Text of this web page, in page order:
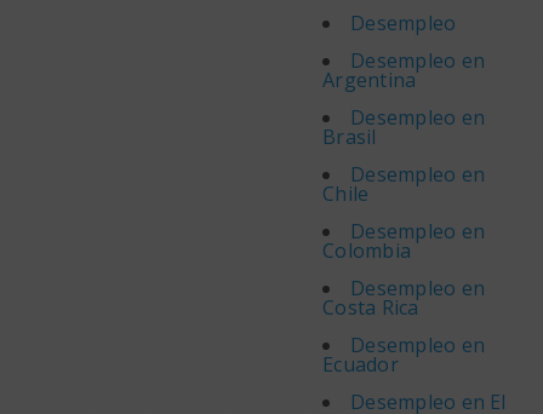
Desempleo
Desempleo en
Argentina
Desempleo en
Brasil
Desempleo en
Chile
Desempleo en
Colombia
Desempleo en
Costa Rica
Desempleo en
Ecuador
Desempleo en El